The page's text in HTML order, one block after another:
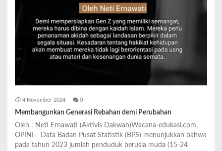
4 November 2024 0
Membangunkan Generasi Rebahan demi Perubahan
Oleh : Neti Ernawati (Aktivis Dakwah)Wacana-edukasi.com,
OPINI-- Data Badan Pusat Statistik (BPS) menunjukkan bahwa
pada tahun 2023 jumlah penduduk berusia muda (15-24